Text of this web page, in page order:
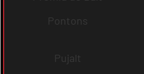
Pontons
Pujalt